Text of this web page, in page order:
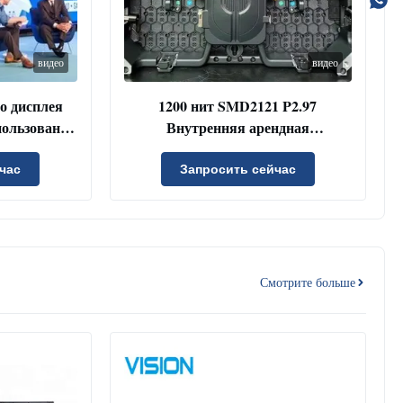
видео
дисплея
и
видео
1200 нит SMD2121 P2.97
Внутренняя арендная
светодиодная видеостена со
светодиодным дисплеем для
приложений с высокой яркостью
Запросить сейчас
Смотрите больше